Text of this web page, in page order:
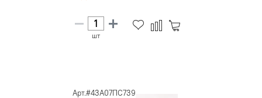
шт
Арт.#43А07ПС739